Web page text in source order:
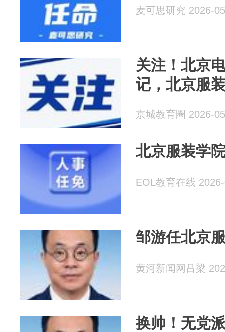
麦可思研究 2026-
关注！北京
记，北京服
京城教育圈 2026-
北京服装学
EOL教育在线
邹游任北京
黄河新闻网吕梁
换帅！无党